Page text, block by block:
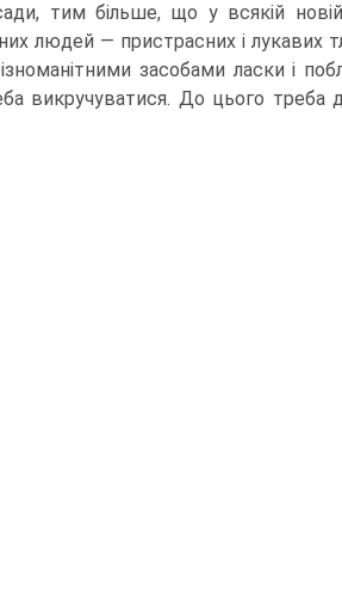
тим більше, що у всякій новій
людей — пристрасних і лукавих
засобами ласки і
викручуватися. До цього треба